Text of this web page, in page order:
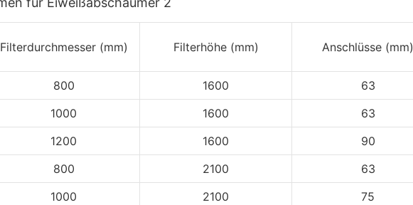
Filterdurchmesser (mm) Filterhöhe (mm) Anschlüsse (mm)
800 1600 63
1000 1600 63
1200 1600 90
800 2100 63
1000 2100 75